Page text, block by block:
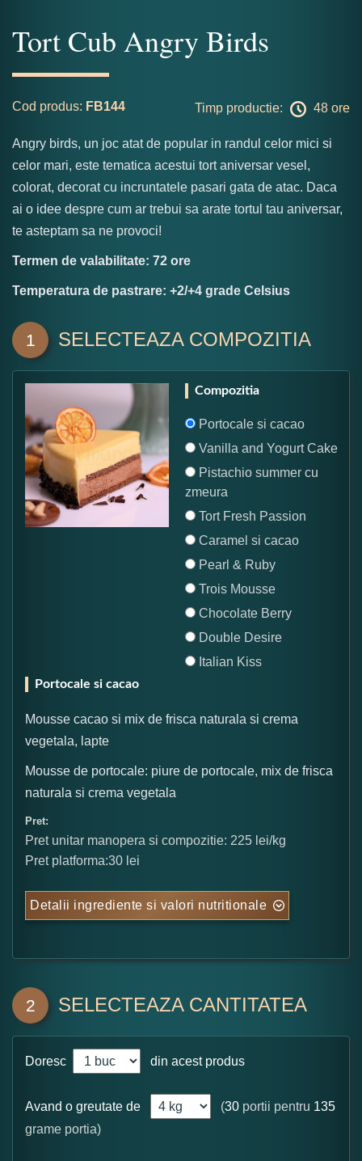
Tort Cub Angry Birds
Cod produs: FB144 Timp productie: 48 ore
Angry birds, un joc atat de popular in randul celor mici si
celor mari, este tematica acestui tort aniversar vesel,
colorat, decorat cu incruntatele pasari gata de atac. Daca
ai o idee despre cum ar trebui sa arate tortul tau aniversar,
te asteptam sa ne provoci!
Termen de valabilitate: 72 ore
Temperatura de pastrare: +2/+4 grade Celsius
1 SELECTEAZA COMPOZITIA
Compozitia
Portocale si cacao
Vanilla and Yogurt Cake
Pistachio summer cu
zmeura
Tort Fresh Passion
Caramel si cacao
Pearl & Ruby
Trois Mousse
Chocolate Berry
Double Desire
Italian Kiss
Portocale si cacao
Mousse cacao si mix de frisca naturala si crema
vegetala, lapte
Mousse de portocale: piure de portocale, mix de frisca
naturala si crema vegetala
Pret:
Pret unitar manopera si compozitie: 225 lei/kg
Pret platforma:30 lei
Detalii ingrediente si valori nutritionale
2 SELECTEAZA CANTITATEA
Doresc din acest produs
Avand o greutate de (30 portii pentru 135
grame portia)